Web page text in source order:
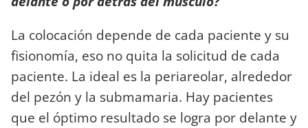
La colocación depende de cada paciente y su
fisionomía, eso no quita la solicitud de cada
paciente. La ideal es la periareolar, alrededor
del pezón y la submamaria. Hay pacientes
que el óptimo resultado se logra por delante y